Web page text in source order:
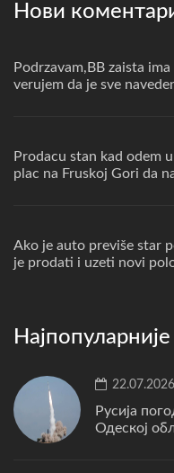
Нови
Podrzavam,BB zaista
verujem da je sve
Prodacu stan kad odem
plac na Fruskoj Gori da
Ako je auto previše star
je prodati i uzeti novi
Најпопуларније
Русија
Одеској